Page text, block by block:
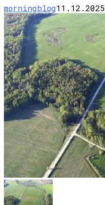
morningblog11.12.2025